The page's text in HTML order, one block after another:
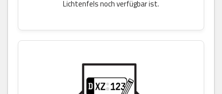
Lichtenfels noch verfügbar ist.